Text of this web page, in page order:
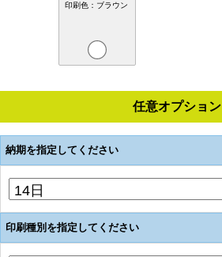
印刷色：ブラウン
任意オプション
納期を指定してください
印刷種別を指定してください